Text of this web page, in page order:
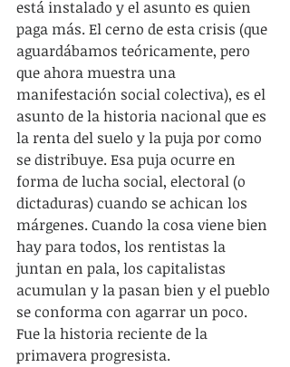
está instalado y el asunto es quien
paga más. El cerno de esta crisis (que
aguardábamos teóricamente, pero
que ahora muestra una
manifestación social colectiva), es el
asunto de la historia nacional que es
la renta del suelo y la puja por como
se distribuye. Esa puja ocurre en
forma de lucha social, electoral (o
dictaduras) cuando se achican los
márgenes. Cuando la cosa viene bien
hay para todos, los rentistas la
juntan en pala, los capitalistas
acumulan y la pasan bien y el pueblo
se conforma con agarrar un poco.
Fue la historia reciente de la
primavera progresista.